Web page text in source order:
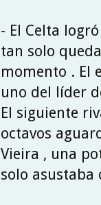
- El Celta
tan solo
momento . El
uno del líder
El siguiente
octavos
Vieira , una
solo